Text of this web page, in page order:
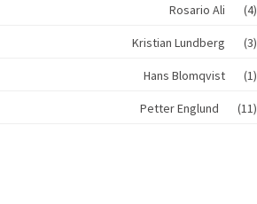
Rosario Ali (4)
Kristian Lundberg (3)
Hans Blomqvist (1)
Petter Englund (11)